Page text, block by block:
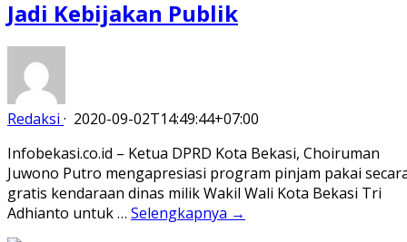
Jadi Kebijakan Publik
Redaksi · 2020-09-02T14:49:44+07:00
Infobekasi.co.id – Ketua DPRD Kota Bekasi, Choiruman
Juwono Putro mengapresiasi program pinjam pakai
gratis kendaraan dinas milik Wakil Wali Kota Bekasi Tri
Adhianto untuk … Selengkapnya →